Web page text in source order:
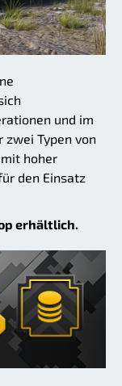
und im
zwei Typen von
hoher
den Einsatz
erhältlich.